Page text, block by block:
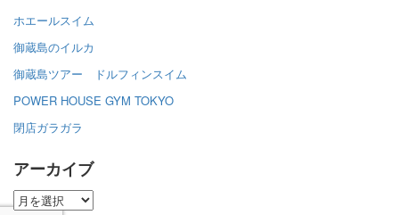
ホエールスイム
御蔵島のイルカ
御蔵島ツアー ドルフィンスイム
POWER HOUSE GYM TOKYO
閉店ガラガラ
アーカイブ
ア